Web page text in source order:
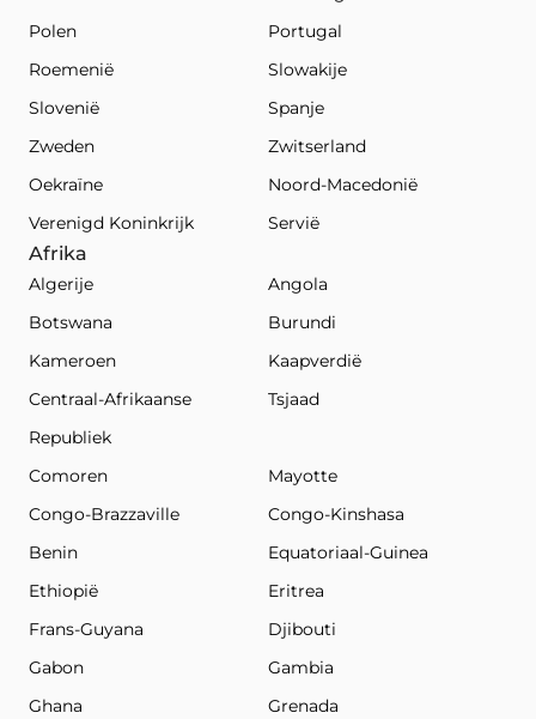
Polen
Portugal
Roemenië
Slowakije
Slovenië
Spanje
Zweden
Zwitserland
Oekraïne
Noord-Macedonië
Verenigd Koninkrijk
Servië
Afrika
Algerije
Angola
Botswana
Burundi
Kameroen
Kaapverdië
Centraal-Afrikaanse
Republiek
Tsjaad
Comoren
Mayotte
Congo-Brazzaville
Congo-Kinshasa
Benin
Equatoriaal-Guinea
Ethiopië
Eritrea
Frans-Guyana
Djibouti
Gabon
Gambia
Ghana
Grenada